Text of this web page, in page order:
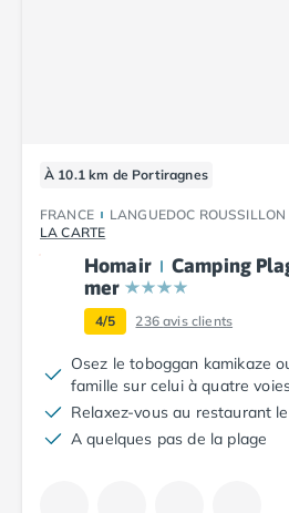
Camping Le Touquet
Camping Merlimont
Camping Pays de la Loire
Camping Loire-Atlantique
Camping Guerande
Camping La Baule-Escoublac
Camping La Turballe
Camping Nantes
Camping Pornic
Camping Pornichet
Camping Saint Nazaire
À 10.1 km de Portiragnes
FRANCE LANGUEDOC ROUSSILLON
LA CARTE
Homair
Camping
mer
4/5 236avis clients
Osez le toboggan kamikaze
famille sur celui à quatre
Relaxez-vous au restaurant
A quelques pas de la plage